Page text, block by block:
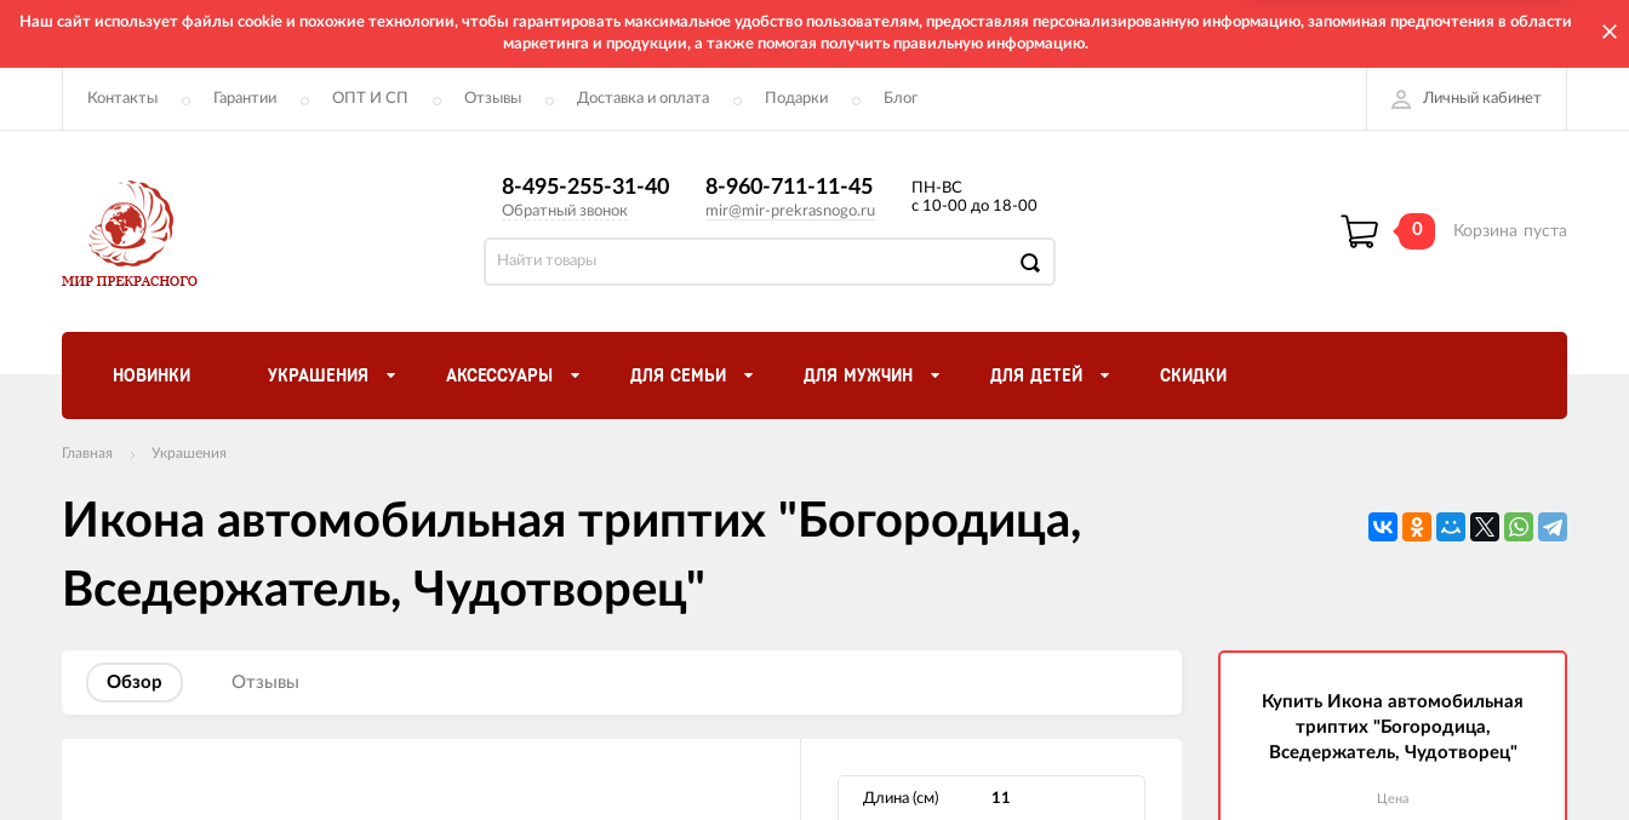
Наш сайт использует файлы cookie и похожие технологии, чтобы гарантировать максимальное удобство пользователям, предоставляя персонализированную информацию, запоминая предпочтения в области
маркетинга и продукции, а также помогая получить правильную информацию.
Контакты Гарантии ОПТ И СП Отзывы Доставка и оплата Подарки Блог Личный кабинет
8-495-255-31-40
Обратный звонок
8-960-711-11-45
mir@mir-prekrasnogo.ru
ПН-ВС
с 10-00 до 18-00
0 Корзина пуста
НОВИНКИ УКРАШЕНИЯ АКСЕССУАРЫ ДЛЯ СЕМЬИ ДЛЯ МУЖЧИН ДЛЯ ДЕТЕЙ СКИДКИ
Главная Украшения
Икона автомобильная триптих "Богородица,
Вседержатель, Чудотворец"
Обзор Отзывы
Длина (см) 11
Купить Икона автомобильная
триптих "Богородица,
Вседержатель, Чудотворец"
Цена